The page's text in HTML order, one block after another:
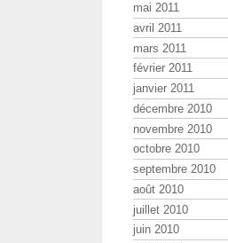
mai 2011
avril 2011
mars 2011
février 2011
janvier 2011
décembre 2010
novembre 2010
octobre 2010
septembre 2010
août 2010
juillet 2010
juin 2010